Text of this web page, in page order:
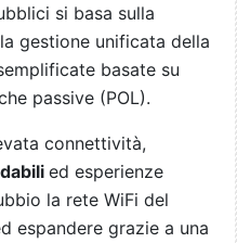
si basa sulla
gestione unificata della
basate su
passive (POL).
connettività,
ed esperienze
la rete WiFi del
espandere grazie a una